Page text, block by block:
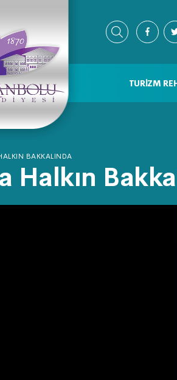
TURIZM
BAKKALINDA
Halkın